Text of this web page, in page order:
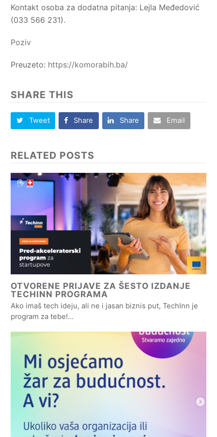
Kontakt osoba za dodatna pitanja: Lejla Međedović
(033 566 231).
Poziv
Preuzeto: https://komorabih.ba/
SHARE THIS
Tweet Share Share Email
RELATED POSTS
OTVORENE PRIJAVE ZA ŠESTO IZDANJE
TECHINN PROGRAMA
Ako imaš tech ideju, ali ne i jasan biznis put, TechInn je
program za tebe!…